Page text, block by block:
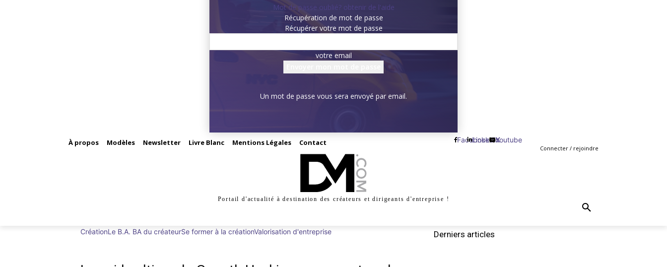
Mot de passe oublié? obtenir de l'aide
Récupération de mot de passe
Récupérer votre mot de passe
votre email
Un mot de passe vous sera envoyé par email.
À propos Modèles Newsletter Livre Blanc Mentions Légales Contact Facebook
Linkedin
X
Youtube
Connecter / rejoindre
Portail d'actualité à destination des créateurs et dirigeants d'entreprise !
CréationLe B.A. BA du créateurSe former à la créationValorisation d'entreprise Derniers articles